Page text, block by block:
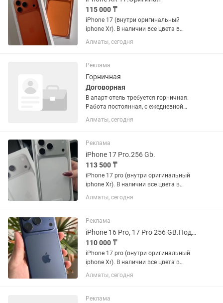
115 000 ₸
iPhone 17 (внутри оригинальный
iphone Xr). В наличии все цвета в
линейке: черный титан, синий титан,
натуральный титан, белый титан.В
Рассрочка . Все функции в айфоне...
Алматы, сегодня
Реклама
Горничная
Договорная
В апарт-отель требуется горничная.
Работа постоянная, с ежедневной
загрузкой. Обязанности: •Уборка после
выезда гостей •Смена постельного
и порядка •Проверка...
Алматы, сегодня
Реклама
iPhone 17 Pro.256 Gb.
113 500 ₸
iPhone 17 pro (внутри оригинальный
iphone Xr). В наличии все цвета в
линейке: черный титан, синий титан,
натуральный титан, белый титан.В
Аирподс Все функции в айфоне...
Алматы, сегодня
Реклама
iPhone 16 Pro, 17 Pro 256 GB.Подарок Аирподс
110 000 ₸
iPhone 17 pro (внутри оригинальный
iphone Xr). В наличии все цвета в
линейке: черный титан, синий титан,
натуральный титан, белый титан. В
Аирподс Все функции в айфоне...
Алматы, сегодня
Реклама